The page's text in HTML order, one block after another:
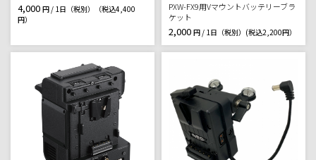
4,000 円 / 1日（税別）
（税込4,400
円）
PXW-FX9用Vマウントバッテリーブラ
ケット
2,000 円 / 1日（税別） (税込2,200円）